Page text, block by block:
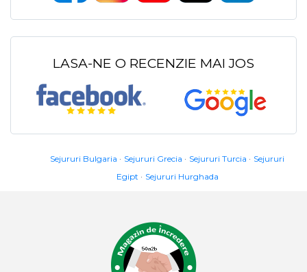
LASA-NE O RECENZIE MAI JOS
Sejururi Bulgaria Sejururi Grecia Sejururi Turcia
Sejururi
Egipt
Sejururi Hurghada